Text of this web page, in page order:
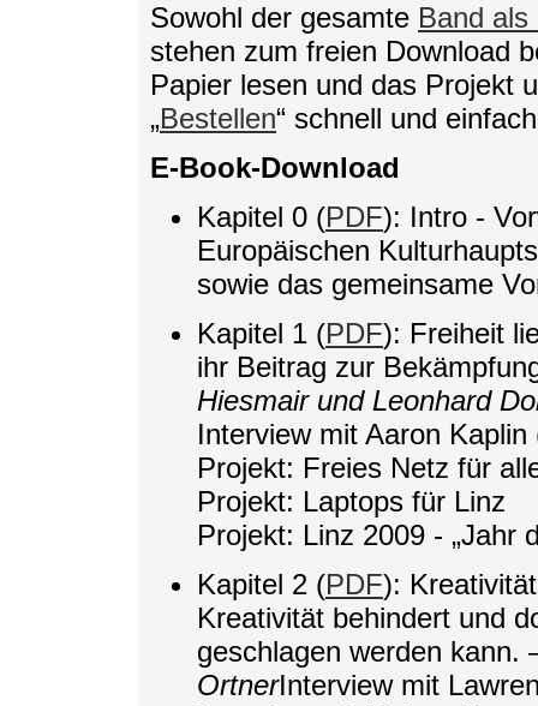
Sowohl der gesamte Band als
stehen zum freien Download
Papier lesen und das Projekt
„Bestellen“ schnell und
E-Book-Download
Kapitel 0 (PDF): Intro -
Europäischen
sowie das gemeinsame
Kapitel 1 (PDF): Freiheit
ihr Beitrag zur
Hiesmair und Leonhard
Interview mit Aaron
Projekt: Freies Netz für
Projekt: Laptops für Linz
Projekt: Linz 2009 - „Jahr
Kapitel 2 (PDF):
Kreativität behindert und
geschlagen werden kann.
OrtnerInterview mit